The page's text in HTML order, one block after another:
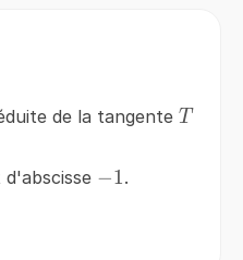
de la tangente T
T
-1
−1.